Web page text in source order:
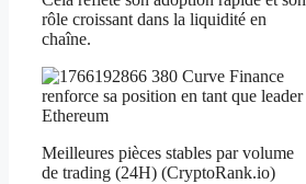
rôle croissant dans la liquidité en
chaîne.
Meilleures pièces stables par volume
de trading (24H) (CryptoRank.io)